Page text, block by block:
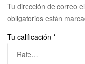
Tu dirección de correo
obligatorios están
Tu calificación *